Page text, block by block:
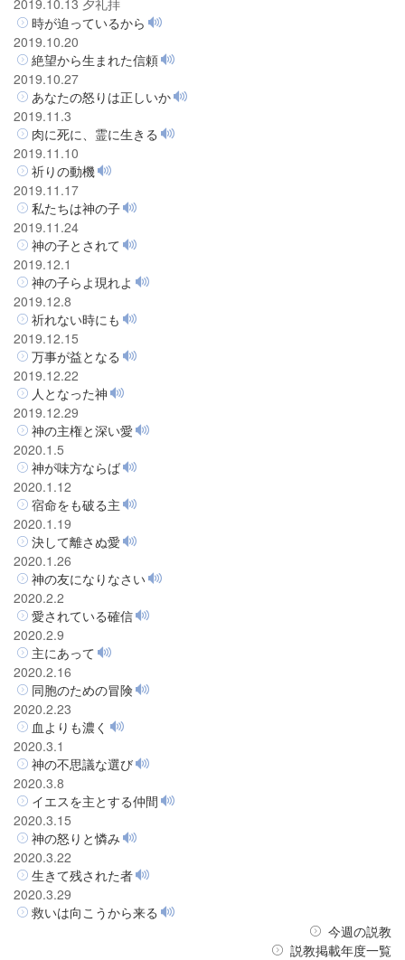
時が迫っているから
2019.10.20
絶望から生まれた信頼
2019.10.27
あなたの怒りは正しいか
2019.11.3
肉に死に、霊に生きる
2019.11.10
祈りの動機
2019.11.17
私たちは神の子
2019.11.24
神の子とされて
2019.12.1
神の子らよ現れよ
2019.12.8
祈れない時にも
2019.12.15
万事が益となる
2019.12.22
人となった神
2019.12.29
神の主権と深い愛
2020.1.5
神が味方ならば
2020.1.12
宿命をも破る主
2020.1.19
決して離さぬ愛
2020.1.26
神の友になりなさい
2020.2.2
愛されている確信
2020.2.9
主にあって
2020.2.16
同胞のための冒険
2020.2.23
血よりも濃く
2020.3.1
神の不思議な選び
2020.3.8
イエスを主とする仲間
2020.3.15
神の怒りと憐み
2020.3.22
生きて残された者
2020.3.29
救いは向こうから来る
今週の説教
説教掲載年度一覧